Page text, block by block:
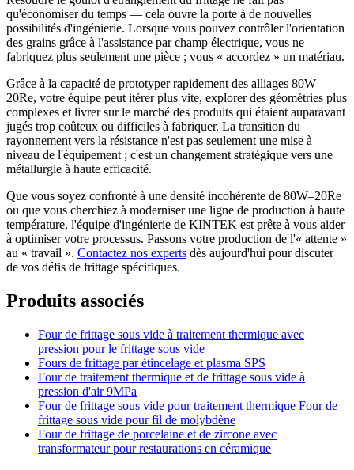
qu'économiser du temps — cela ouvre la porte à de nouvelles
possibilités d'ingénierie. Lorsque vous pouvez contrôler l'orientation
des grains grâce à l'assistance par champ électrique, vous ne
fabriquez plus seulement une pièce ; vous « accordez » un matériau.
Grâce à la capacité de prototyper rapidement des alliages 80W–
20Re, votre équipe peut itérer plus vite, explorer des géométries plus
complexes et livrer sur le marché des produits qui étaient auparavant
jugés trop coûteux ou difficiles à fabriquer. La transition du
rayonnement vers la résistance n'est pas seulement une mise à
niveau de l'équipement ; c'est un changement stratégique vers une
métallurgie à haute efficacité.
Que vous soyez confronté à une densité incohérente de 80W–20Re
ou que vous cherchiez à moderniser une ligne de production à haute
température, l'équipe d'ingénierie de KINTEK est prête à vous aider
à optimiser votre processus. Passons votre production de l'« attente »
au « travail ». Contactez nos experts dès aujourd'hui pour discuter
de vos défis de frittage spécifiques.
Produits associés
Four de frittage sous vide à traitement thermique avec
pression pour le frittage sous vide
Fours de frittage par étincelage et plasma SPS
Four de traitement thermique et de frittage sous vide à
pression d'air 9MPa
Four de frittage sous vide pour traitement thermique Four de
frittage sous vide pour fil de molybdène
Four de frittage de porcelaine et de zircone avec
transformateur pour restaurations en céramique